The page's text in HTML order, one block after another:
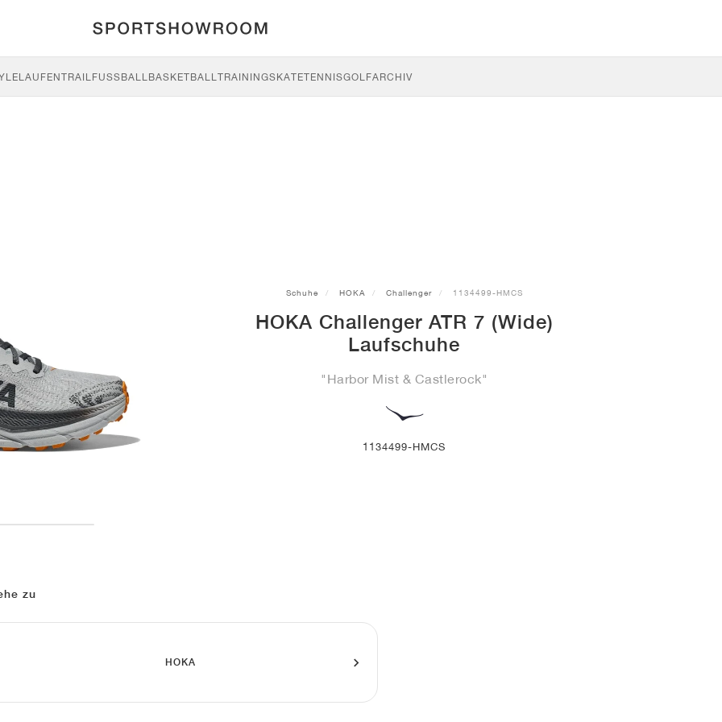
LAUFENTRAILFUSSBALL BASKETBALLTRAININGSKATETENNISGOLFARCHIV
Schuhe HOKA Challenger 1134499-HMCS
HOKA Challenger ATR 7 (Wide)
Laufschuhe
"Harbor Mist & Castlerock"
1134499-HMCS
zu
HOKA